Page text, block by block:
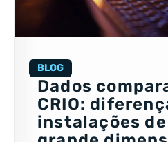
BLOG
Dados
CRIO:
instalações